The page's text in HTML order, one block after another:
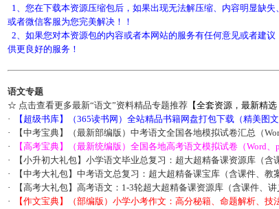
1、您在下载本资源压缩包后，如果出现无法解压缩、内容明显缺
或者微信客服为您完美解决！！
2、如果您对本资源包的内容或者本网站的服务有任何意见或者建
供更良好的服务！
语文专题
☆ 点击查看更多最新“语文”资料精品专题推荐【全套资源，最新精选
·
【超级书库】（365读书网）全站精品书籍网盘打包下载（精美图文
·
【中考宝典】（最新部编版）中考语文全国各地模拟试卷汇总（
·
【高考宝典】（最新统编版）全国各地高考语文模拟试卷（Word、
·
【小升初大礼包】小学语文毕业总复习：超大超精备课资源库（含
·
【中考大礼包】中考语文总复习：超大超精备课宝库（含课件、教
·
【高考大礼包】高考语文：1-3轮超大超精备课资源库（含课件、讲
·
【作文宝典】（部编版）小学小考作文：高分秘籍、命题解析、技